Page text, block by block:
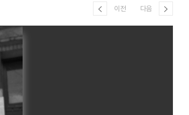
이전 다음